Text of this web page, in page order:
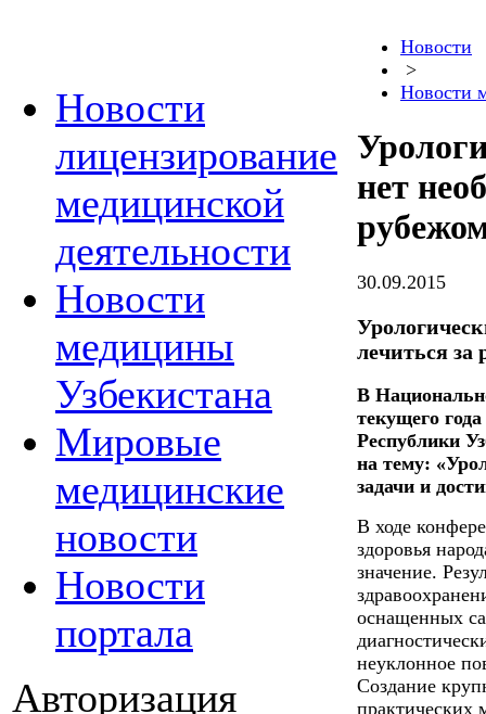
Новости
лицензирование
медицинской
деятельности
Новости
медицины
Узбекистана
Мировые
медицинские
новости
Новости
портала
Авторизация
Новости
>
Новости
нет
30.09.2015
лечиться за
В
текущего
Республики
на тему:
задачи и
В ходе
здоровья
значение.
оснащенных
неуклонное
Создание
практических